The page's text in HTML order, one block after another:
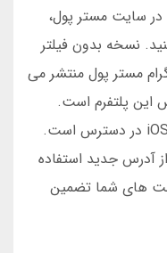
در سایت مستر پول،
نسخه بدون فیلتر
مستر پول منتشر می
این پلتفرم است.
اپلیکیشن مستر پول برای اندروید و iOS در دسترس است.
آدرس جدید استفاده
های شما تضمین